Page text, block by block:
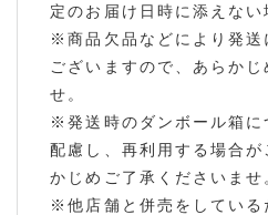
定のお届け日時に添えない
※商品欠品などにより発送
ございますので、あらかじ
せ。
※発送時のダンボール箱に
配慮し、再利用する場合
かじめご了承くださいませ
※他店舗と併売をしている